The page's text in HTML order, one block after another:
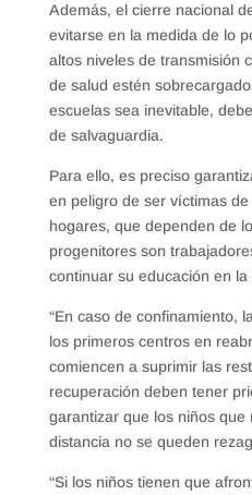
Además, el cierre nacional
evitarse en la medida de lo
altos niveles de transmisión
de salud estén
escuelas sea inevitable,
de salvaguardia.
Para ello, es preciso
en peligro de ser víctimas
hogares, que dependen de
progenitores son
continuar su educación en la
“En caso de confinamiento,
los primeros centros en
comiencen a suprimir las
recuperación deben tener
garantizar que los niños
distancia no se queden
“Si los niños tienen que